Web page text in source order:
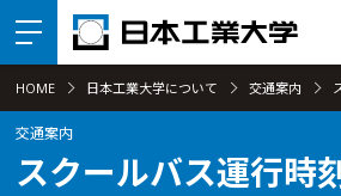
HOME 日本工業大学について 交通案内
交通案内
スクールバス運行時